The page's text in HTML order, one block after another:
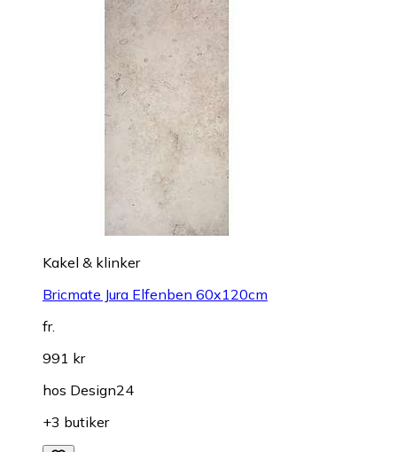
Kakel & klinker
Bricmate Jura Elfenben 60x120cm
fr.
991 kr
hos Design24
+3 butiker